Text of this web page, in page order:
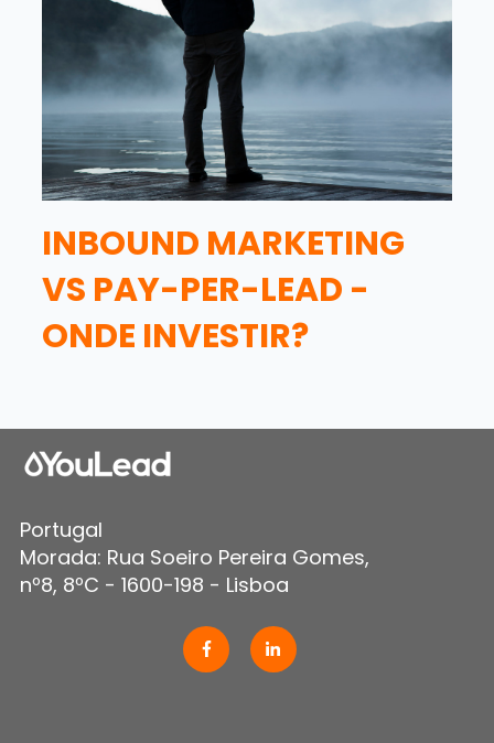
INBOUND MARKETING
VS PAY-PER-LEAD -
ONDE INVESTIR?
Portugal
Morada: Rua Soeiro Pereira Gomes,
nº8, 8ºC - 1600-198 - Lisboa